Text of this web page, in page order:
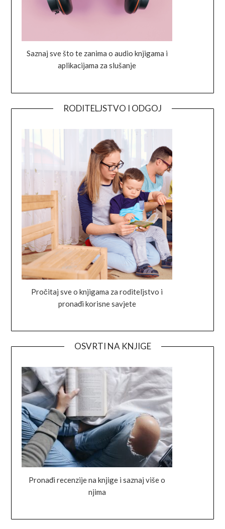
Saznaj sve što te zanima o audio knjigama i
aplikacijama za slušanje
RODITELJSTVO I ODGOJ
Pročitaj sve o knjigama za roditeljstvo i
pronađi korisne savjete
OSVRTI NA KNJIGE
Pronađi recenzije na knjige i saznaj više o
njima